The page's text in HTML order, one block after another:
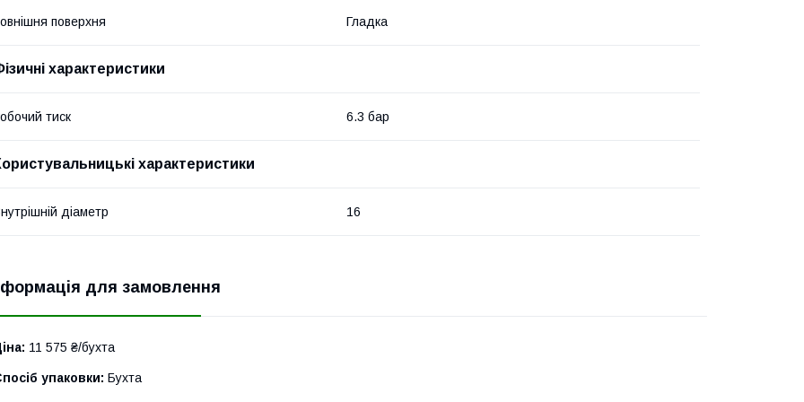
поверхня Гладка
характеристики
тиск 6.3 бар
характеристики
діаметр 16
для замовлення
11 575 ₴/бухта
упаковки: Бухта